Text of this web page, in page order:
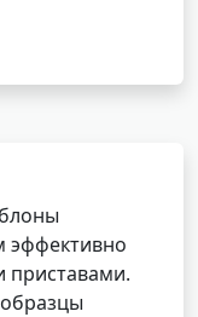
эффективно
приставами.